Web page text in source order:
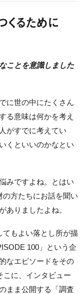
くるために
ことを意識しました
に世の中にたくさん
る意味は何かを考え
がすでに考えてい
くといいのかなとい
みですよね。とはい
の方たちにお話を聞い
ありましたよね。
もよい落とし所が描
100」という企
なエピソードをその
こに、インタビュー
まま公開する「調査